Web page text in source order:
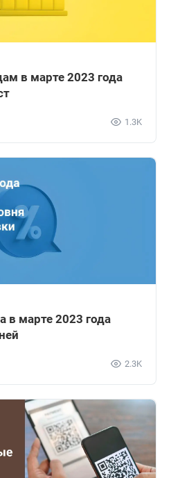
в марте 2023 года
1.3K
в марте 2023 года
2.3K